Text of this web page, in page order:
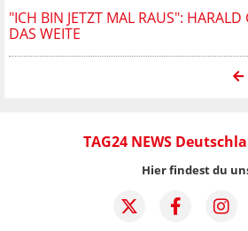
"ICH BIN JETZT MAL RAUS": HARALD
DAS WEITE
TAG24 NEWS
Hier findest du